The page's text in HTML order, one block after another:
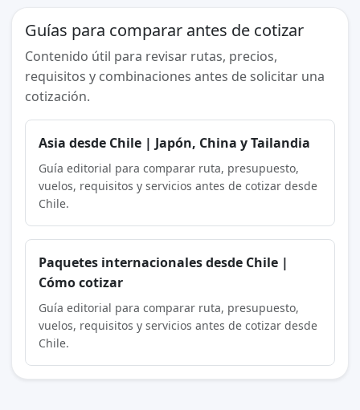
Guías para comparar antes de cotizar
Contenido útil para revisar rutas, precios,
requisitos y combinaciones antes de solicitar una
cotización.
Asia desde Chile | Japón, China y Tailandia
Guía editorial para comparar ruta, presupuesto,
vuelos, requisitos y servicios antes de cotizar desde
Chile.
Paquetes internacionales desde Chile |
Cómo cotizar
Guía editorial para comparar ruta, presupuesto,
vuelos, requisitos y servicios antes de cotizar desde
Chile.